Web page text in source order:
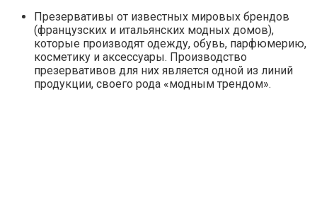
Презервативы от известных мировых брендов
(французских и итальянских модных домов),
которые производят одежду, обувь, парфюмерию,
косметику и аксессуары. Производство
презервативов для них является одной из линий
продукции, своего рода «модным трендом».